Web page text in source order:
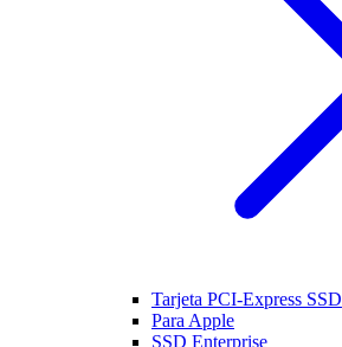
Tarjeta PCI-Express SSD
Para Apple
SSD Enterprise